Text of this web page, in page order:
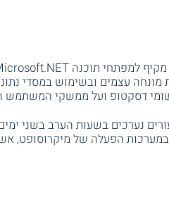
מונחה עצמים ובשימוש במסדי
דסקטופ ועל ממשקי המשתמש
480 שעות לימוד, שיעורים נערכים בשעות הערב
במערכות הפעלה של מיקרוסופט,